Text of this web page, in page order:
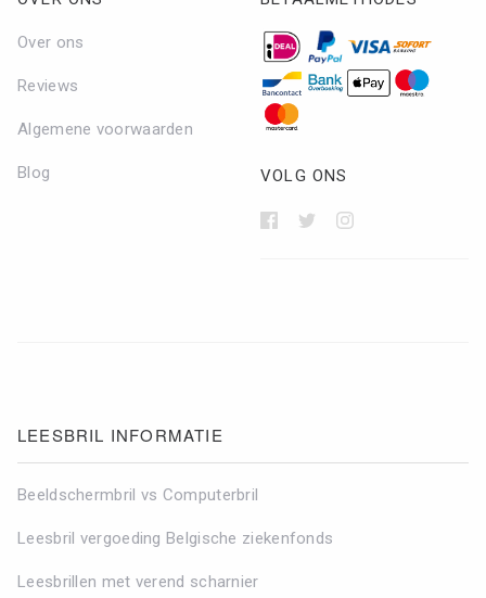
Over ons
Reviews
Algemene voorwaarden
Blog VOLG ONS
LEESBRIL INFORMATIE
Beeldschermbril vs Computerbril
Leesbril vergoeding Belgische ziekenfonds
Leesbrillen met verend scharnier